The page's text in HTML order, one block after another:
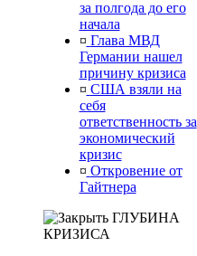
за полгода до его
начала
¤ Глава МВД
Германии нашел
причину кризиса
¤ США взяли на
себя
ответственность за
экономический
кризис
¤ Откровение от
Гайтнера
ГЛУБИНА
КРИЗИСА